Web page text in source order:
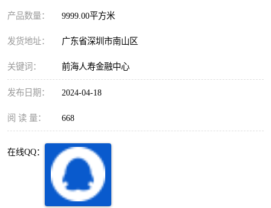
产品数量： 9999.00平方米
发货地址： 广东省深圳市南山区
关键词： 前海人寿金融中心
发布日期： 2024-04-18
阅 读 量： 668
在线QQ：
车公庙
中心区
南山区
深圳超级总部基地 后海